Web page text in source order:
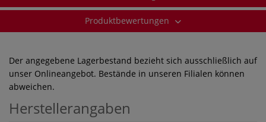
Produktbewertungen
Der angegebene Lagerbestand bezieht sich ausschließlich auf
unser Onlineangebot. Bestände in unseren Filialen können
abweichen.
Herstellerangaben